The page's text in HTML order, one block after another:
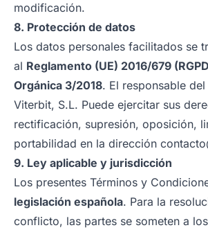
modificación.
8. Protección de datos
Los datos personales facilitados se
al Reglamento (UE) 2016/679
Orgánica 3/2018. El responsable
Viterbit, S.L. Puede ejercitar sus
rectificación, supresión, oposición,
portabilidad en la dirección
9. Ley aplicable y jurisdicción
Los presentes Términos y
legislación española. Para la
conflicto, las partes se someten a los